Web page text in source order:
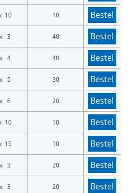
10 10 Bestel
3 40 Bestel
4 40 Bestel
5 30 Bestel
6 20 Bestel
10 10 Bestel
15 10 Bestel
3 20 Bestel
3 20 Bestel